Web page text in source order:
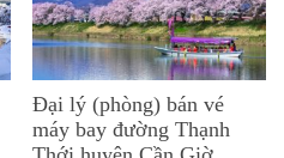
Đại lý (phòng) bán vé
máy bay đường Thạnh